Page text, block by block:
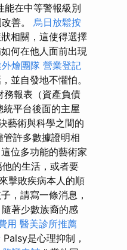
能在中等警報級別
善。 烏日放鬆按
相關，這使得選擇
何在他人面前出現
燴團隊 營業登記
並自發地不懼怕。
務報表（資產負債
平台後面的主屋
藝術與科學之間的
管許多數據證明相
位多功能的藝術家
的生活，或者要
擊敗疾病本人的順
，請寫一條消息，
著少數族裔的感
用 醫美診所推薦
Palsy是心理抑制，